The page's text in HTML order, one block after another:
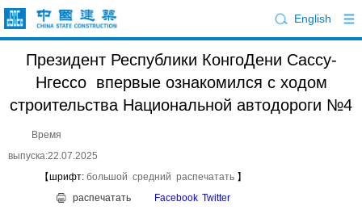
English
Президент Республики КонгоДени Сассу-
Нгессо впервые ознакомился с ходом
строительства Национальной автодороги №4
Время
выпуска:22.07.2025
【шрифт: большой средний распечатать 】
распечатать
Facebook Twitter